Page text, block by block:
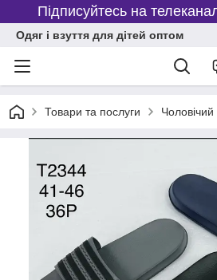
Підписуйтесь на
Одяг і взуття для дітей оптом
Товари та послуги Чоловічий